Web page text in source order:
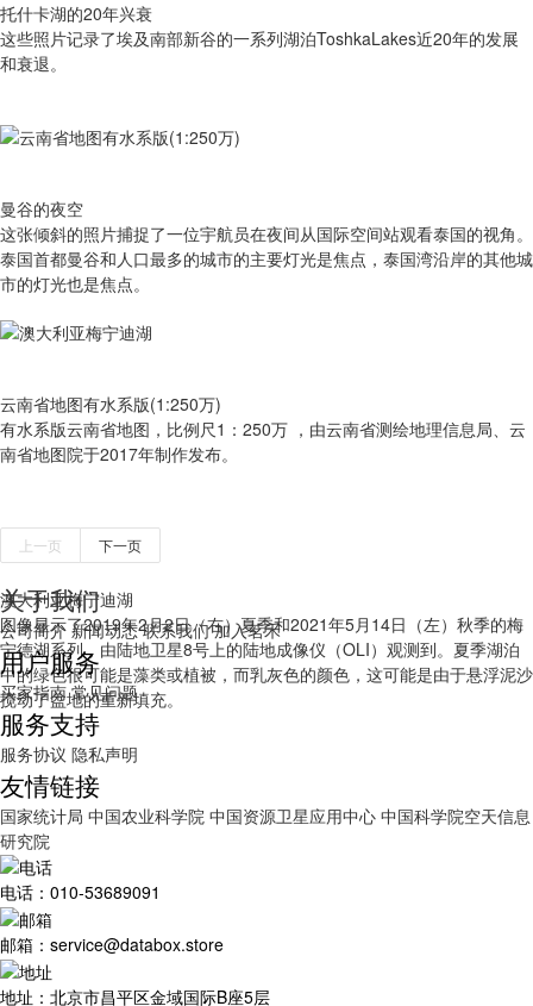
托什卡湖的20年兴衰
这些照片记录了埃及南部新谷的一系列湖泊ToshkaLakes近20年的发展
和衰退。
曼谷的夜空
这张倾斜的照片捕捉了一位宇航员在夜间从国际空间站观看泰国的视角。
泰国首都曼谷和人口最多的城市的主要灯光是焦点，泰国湾沿岸的其他城
市的灯光也是焦点。
云南省地图有水系版(1:250万)
有​水系版云南省地图，比例尺1：250万 ，由云南省测绘地理信息局、云
南省地图院于2017年制作发布。
澳大利亚梅宁迪湖
图像显示了2019年2月2日（右）夏季和2021年5月14日（左）秋季的梅
宁德湖系列，由陆地卫星8号上的陆地成像仪（OLI）观测到。夏季湖泊
中的绿色很可能是藻类或植被，而乳灰色的颜色，这可能是由于悬浮泥沙
搅动了盆地的重新填充。
上一页 下一页
关于我们
公司简介 新闻动态 联系我们 加入茗禾
用户服务
买家指南 常见问题
服务支持
服务协议 隐私声明
友情链接
国家统计局 中国农业科学院 中国资源卫星应用中心 中国科学院空天信息
研究院
电话：010-53689091
邮箱：service@databox.store
地址：北京市昌平区金域国际B座5层